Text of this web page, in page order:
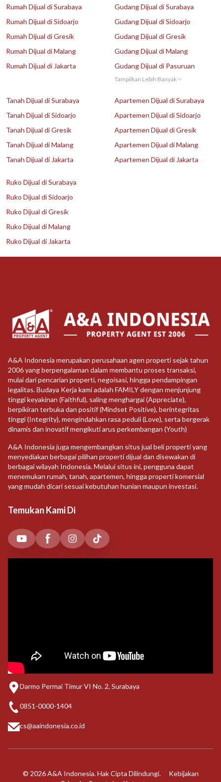
Rumah Dijual di Surabaya
Rumah Dijual di Sidoarjo
Rumah Dijual di Gresik
Rumah Dijual di Malang
Rumah Dijual di Jakarta
Gudang Dijual di Surabaya
Gudang Dijual di Sidoarjo
Gudang Dijual di Gresik
Gudang Dijual di Malang
Gudang Dijual di Pasuruan
Tampilkan Lebih Banyak
Tanah Dijual di Surabaya
Tanah Dijual di Sidoarjo
Tanah Dijual di Gresik
Tanah Dijual di Malang
Tanah Dijual di Jakarta
Apartemen Dijual di Surabaya
Apartemen Dijual di Sidoarjo
Apartemen Dijual di Gresik
Apartemen Dijual di Malang
Apartemen Dijual di Jakarta
Ruko Dijual di Surabaya
Ruko Dijual di Sidoarjo
Ruko Dijual di Gresik
Ruko Dijual di Malang
Ruko Dijual di Jakarta
A&A Indonesia merupakan perusahaan agen properti sejak tahun
2006 yang berpengalaman dalam membantu proses transaksi,
mulai dari pencarian properti, negoisasi, hingga pendampingan
legalitas. Budaya Kerja kami adalah FAMILY dengan menjunjung
tinggi keyakinan (Faithful), saling menghargai (Appreciate),
berpikiran terbuka dan positif (Mindset Positive), berintegritas
tinggi (Integrity), mengindahkan rasa peduli (Love), serta bergerak
dinamis dan inovatif mengikuti arus perkembangan (Youth)
A&A Indonesia juga mengembangkan situs jual beli properti yang
menyediakan berbagai pilihan properti dijual dan disewakan di
berbagai wilayah Indonesia. Melalui situs ini, pengguna dapat
menemukan rumah, tanah, apartemen, hingga properti komersial
yang mudah dicari sesuai kebutuhan hunian maupun investasi.
Temukan Kami Di
Darmo Permai Timur VI No. 2, Surabaya
0851-0000-1404
cs@aaindonesia.co.id
© 2026 A&A Indonesia. Hak Cipta Dilindungi.
Kebijakan